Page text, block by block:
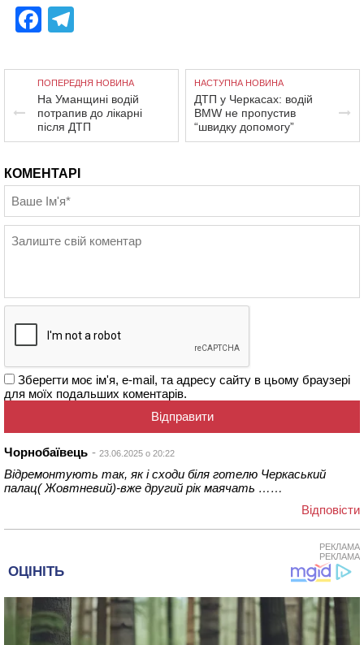
Facebook
ПОПЕРЕДНЯ НОВИНА
На Уманщині водій
потрапив до лікарні
після ДТП
НАСТУПНА НОВИНА
ДТП у Черкасах: водій
BMW не пропустив
“швидку допомогу”
КОМЕНТАРІ
Зберегти моє ім'я, e-mail, та адресу сайту в цьому браузері
для моїх подальших коментарів.
Чорнобаївець 23.06.2025 о 20:22
Відремонтують так, як і сходи біля готелю Черкаський
палац( Жовтневий)-вже другий рік маячать ……
Відповіcти
РЕКЛАМА
РЕКЛАМА